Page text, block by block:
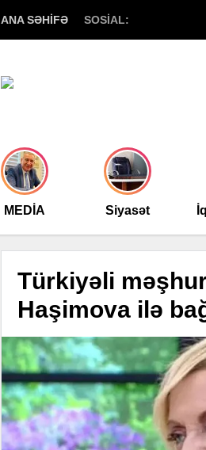
ANA SƏHİFƏ SOSİAL:
MEDİA Siyasət
Türkiyəli
Haşimova ilə